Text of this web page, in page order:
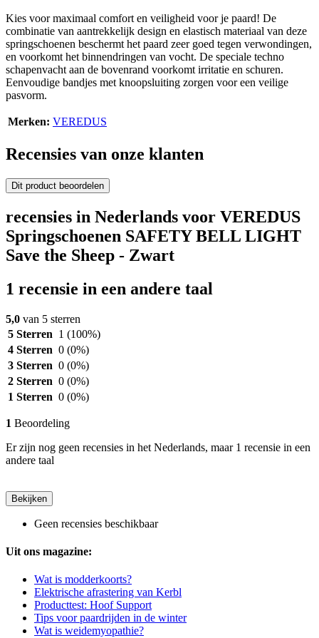
Kies voor maximaal comfort en veiligheid voor je paard! De
combinatie van aantrekkelijk design en elastisch materiaal van deze
springschoenen beschermt het paard zeer goed tegen verwondingen,
en voorkomt het binnendringen van vocht. De speciale techno
schapenvacht aan de bovenrand voorkomt irritatie en schuren.
Eenvoudige bandjes met knoopsluiting zorgen voor een veilige
pasvorm.
Merken: VEREDUS
Recensies van onze klanten
Dit product beoordelen
recensies in Nederlands voor VEREDUS
Springschoenen SAFETY BELL LIGHT
Save the Sheep - Zwart
1 recensie in een andere taal
5,0 van 5 sterren
5 Sterren 1 (100%)
4 Sterren 0 (0%)
3 Sterren 0 (0%)
2 Sterren 0 (0%)
1 Sterren 0 (0%)
1 Beoordeling
Er zijn nog geen recensies in het Nederlands, maar 1 recensie in een
andere taal
Bekijken
Geen recensies beschikbaar
Uit ons magazine:
Wat is modderkoorts?
Elektrische afrastering van Kerbl
Producttest: Hoof Support
Tips voor paardrijden in de winter
Wat is weidemyopathie?